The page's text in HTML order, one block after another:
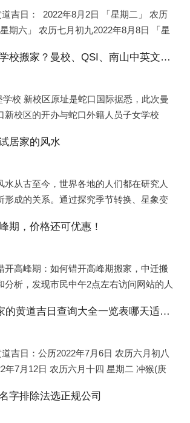
吉日： 2022年8月2日 「星期二」 农历
期六」 农历七月初九2022年8月8日 「星
宁海县深圳三所国际化学校搬家？曼校、QSI、南山中英文搬走了
校 新校区原址是蛇口国际据悉，此次曼
新校区的开办与蛇口外籍人员子女学校
居家的风水
从古至今，世界各地的人们都在研究人
形成的关系。通过探究季节转换、星象变
财
期，价格还可优惠！
开高峰期：如何错开高峰期搬家，中迁搬
析，发现市民中午2点左右访问网站的人
宁海县2022年7月份搬家的黄道吉日查询大全一览表哪天适合搬家好日子
吉日：公历2022年7月6日 农历六月初八
年7月12日 农历六月十四 星期二 冲猴(庚
字排除法选正规公司